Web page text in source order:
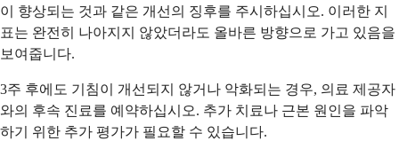
이 향상되는 것과 같은 개선의 징후를 주시하십시오. 이러한 지
표는 완전히 나아지지 않았더라도 올바른 방향으로 가고 있음을
보여줍니다.
3주 후에도 기침이 개선되지 않거나 악화되는 경우, 의료 제공자
와의 후속 진료를 예약하십시오. 추가 치료나 근본 원인을 파악
하기 위한 추가 평가가 필요할 수 있습니다.